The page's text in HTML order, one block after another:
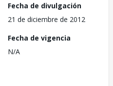
Fecha de divulgación
21 de diciembre de 2012
Fecha de vigencia
N/A